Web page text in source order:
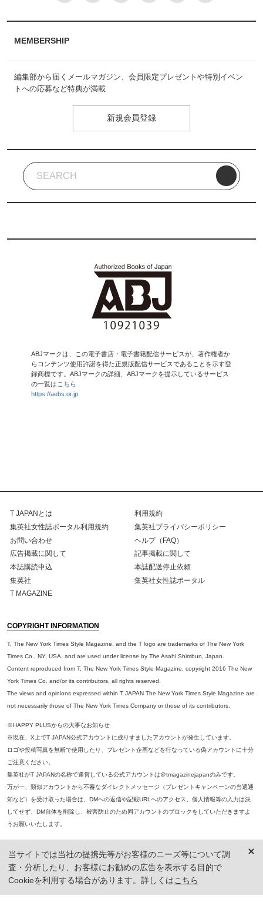
MEMBERSHIP
編集部から届くメールマガジン、会員限定プレゼントや特別イベン
トへの応募など特典が満載
新規会員登録
ABJマークは、この電子書店・電子書籍配信サービスが、著作権者か
らコンテンツ使用許諾を得た正規版配信サービスであることを示す登
録商標です。ABJマークの詳細、ABJマークを提示しているサービス
の一覧は こちら
https://aebs.or.jp
T JAPANとは
利用規約
集英社女性誌ポータル利用規約
集英社プライバシーポリシー
お問い合わせ
ヘルプ（FAQ）
広告掲載に関して
記事掲載に関して
本誌購読申込
本誌配送停止依頼
集英社
集英社女性誌ポータル
T MAGAZINE
COPYRIGHT INFORMATION
T, The New York Times Style Magazine, and the T logo are trademarks of The New York
Times Co., NY, USA, and are used under license by The Asahi Shimbun, Japan.
Content reproduced from T, The New York Times Style Magazine, copyright 2016 The New
York Times Co. and/or its contributors, all rights reserved.
The views and opinions expressed within T JAPAN The New York Times Style Magazine are
not necessarily those of The New York Times Company or those of its contributors.
※HAPPY PLUSからの大事なお知らせ
※現在、X上でT JAPAN公式アカウントに成りすましたアカウントが発生しています。
ロゴや投稿写真を無断で使用したり、プレゼント企画などを行なっている偽アカウントに十分
ご注意ください。
集英社がT JAPANの名称で運営している公式アカウントは＠tmagazinejapanのみです。
万が一、類似アカウントから不審なダイレクトメッセージ（プレゼントキャンペーンの当選通
知など）を受け取った場合は、DMへの返信や記載URLへのアクセス、個人情報等の入力は決
してせず、DM自体を削除し、被害防止のため同アカウントのブロックをしていただきますよ
うお願いいたします。
※ 掲載商品の価格は、特に記載がないかぎり、「税込価格」で表示しています。ただし、2021年3月18日以前に公開し
た記事については「本体価格（税抜）」での表示となり、 掲載価格には消費税が含まれておりませんのでご注意くだ
当サイトでは当社の提携先等がお客様のニーズ等について調
査・分析したり、お客様にお勧めの広告を表示する目的で
Cookieを利用する場合があります。詳しくはこちら